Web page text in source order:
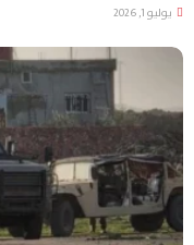
يوليو 1, 2026